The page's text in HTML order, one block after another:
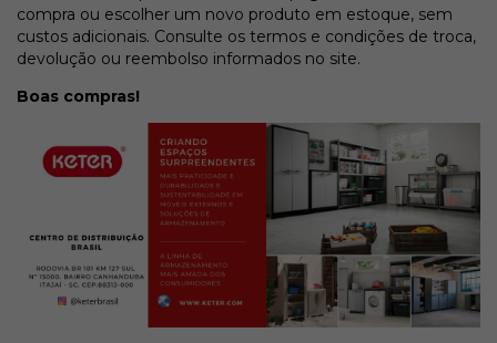
compra ou escolher um novo produto em estoque, sem
custos adicionais. Consulte os termos e condições de troca,
devolução ou reembolso informados no site.
Boas compras!